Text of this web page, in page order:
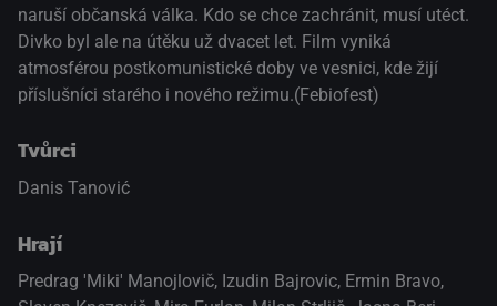
naruší občanská válka. Kdo se chce zachránit, musí utéct.
Divko byl ale na útěku už dvacet let. Film vyniká
atmosférou postkomunistické doby ve vesnici, kde žijí
příslušníci starého i nového režimu.(Febiofest)
Tvůrci
Danis Tanović
Hrají
Predrag 'Miki' Manojlovič, Izudin Bajrovic, Ermin Bravo,